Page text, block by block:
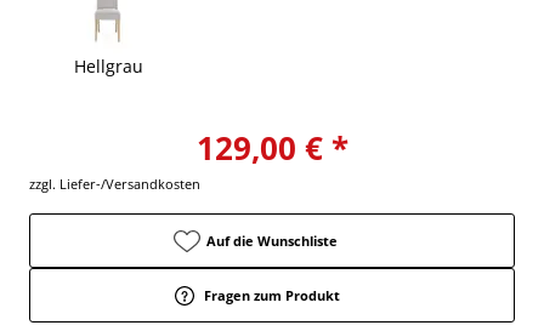
Hellgrau
129,00 € *
zzgl. Liefer-/Versandkosten
Auf die Wunschliste
Fragen zum Produkt